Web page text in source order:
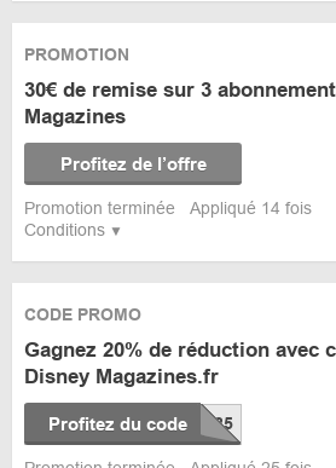
Conditions
PROMOTION
30€ de remise sur 3
Magazines
Profitez de l’offre
Promotion terminée Appliqué 14 fois
CODE PROMO
Gagnez 20% de réduction avec
Disney Magazines.fr
Profitez du code